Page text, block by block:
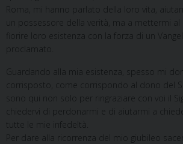
Roma, mi hanno parlato della loro vita,
un possessore della verità, ma a mettermi
fiorire loro esistenza con la forza di un
proclamato.
Guardando alla mia esistenza, spesso mi
corrisposto, come corrispondo al dono del
sono qui non solo per ringraziare con voi il
chiedervi di perdonarmi e di aiutarmi a
tutte le mie infedeltà.
Per dare alla ricorrenza del mio giubileo